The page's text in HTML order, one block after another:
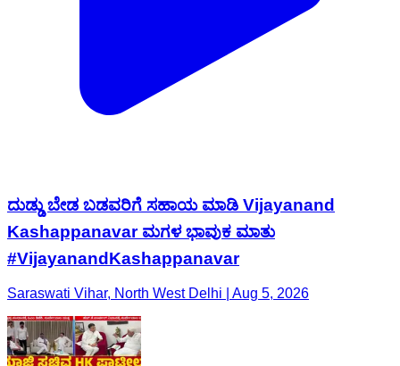
ದುಡ್ಡು ಬೇಡ ಬಡವರಿಗೆ ಸಹಾಯ ಮಾಡಿ Vijayanand
Kashappanavar ​ಮಗಳ ಭಾವುಕ ಮಾತು
#VijayanandKashappanavar
Saraswati Vihar, North West Delhi | Aug 5, 2026